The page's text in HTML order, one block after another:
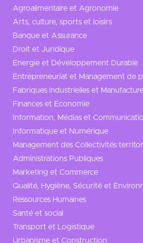
Agroalimentaire et Agronomie
Arts, culture, sports et loisirs
Banque et Assurance
Droit et Juridique
Energie et Développement Durable
Entrepreneuriat et Management de
Fabriques industrielles et
Finances et Economie
Information, Médias et
Informatique et Numérique
Management des Collectivités
Administrations Publiques
Marketing et Commerce
Qualité, Hygiène, Sécurité et
Ressources Humaines
Santé et social
Transport et Logistique
Urbanisme et Construction